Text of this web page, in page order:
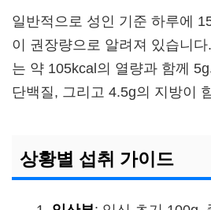
일반적으로 성인 기준 하루에
이 권장량으로 알려져 있습니다
는 약 105kcal의 열량과 함께
단백질, 그리고 4.5g의 지방이
상황별 섭취 가이드